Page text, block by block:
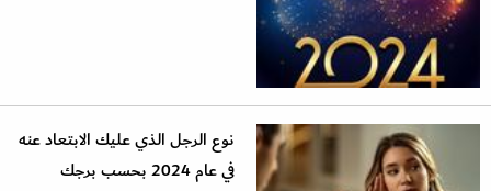
نوع الرجل الذي عليك الابتعاد عنه
في عام 2024 بحسب برجك